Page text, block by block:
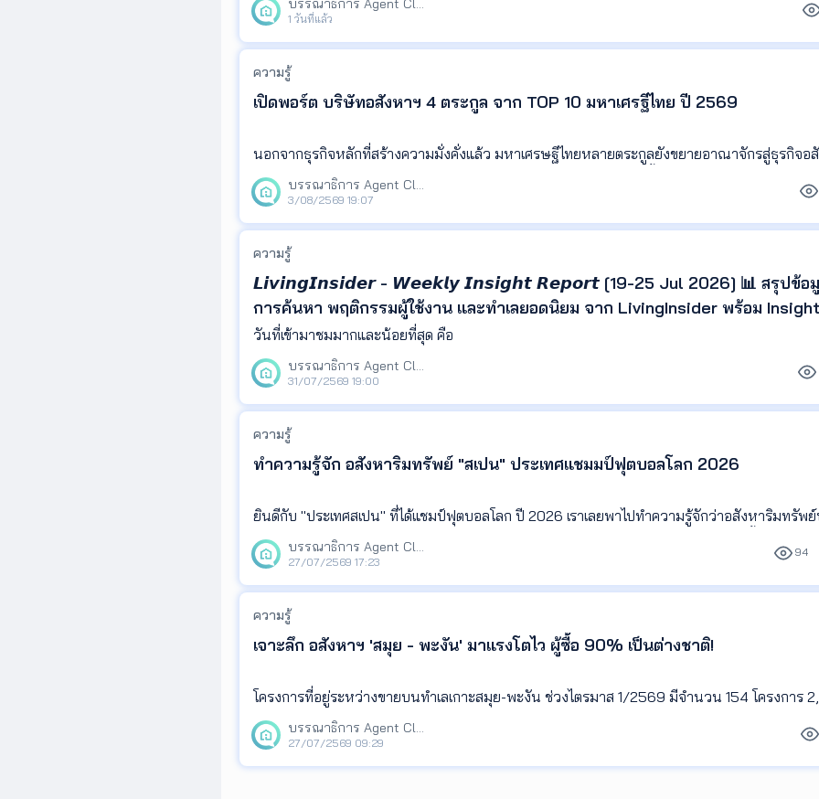
บรรณาธิการ Agent Club
1 วันที่แล้ว
ความรู้
เปิดพอร์ต บริษัทอสังหาฯ 4 ตระกูล จาก TOP 10 มหาเศรฐีไทย ปี 2569
นอกจากธุรกิจหลักที่สร้างความมั่งคั่งแล้ว มหาเศรษฐีไทยหลายตระกูลยังขยายอาณาจักรสู่ธุรกิจอ
มทรัพย์ ผ่านการพัฒนาโครงการและการลงทุนในบริษัทอสังหาฯ วันนี้เราจะพาไปดูว่า 4 จาก 10 ม
ษฐีไทย มีบริษัทอสังหาริมทรัพย์อะไรอยู่ในเครือบ้าง
บรรณาธิการ Agent Club
3/08/2569 19:07
ความรู้
𝙇𝙞𝙫𝙞𝙣𝙜𝙄𝙣𝙨𝙞𝙙𝙚𝙧 - 𝙒𝙚𝙚𝙠𝙡𝙮 𝙄𝙣𝙨𝙞𝙜𝙝𝙩 𝙍𝙚𝙥𝙤𝙧𝙩 [19-25 Jul 2026] 📊 สรุปข้อ
การค้นหา พฤติกรรมผู้ใช้งาน และทำเลยอดนิยม จาก LivingInsider พร้อม
สะท้อนความสนใจของผู้ค้นหา เพื่อช่วยให้เจ้าของอสังหาฯ เอเจนต์ และนักลงทุน ติด
ทิศทางตลาด และนำข้อมูลไปวางแผนกา
วันที่เข้ามาชมมากและน้อยที่สุด คือ
บรรณาธิการ Agent Club
31/07/2569 19:00
ความรู้
ทำความรู้จัก อสังหาริมทรัพย์ "สเปน" ประเทศแชมมป์ฟุตบอลโลก 2026
ยินดีกับ "ประเทศสเปน" ที่ได้แชมป์ฟุตบอลโลก ปี 2026 เราเลยพาไปทำความรู้จักว่าอสังหาริมทรัพย์
ค้าเป็นยังไง ซึ่งบอกเลยว่าตลาดอสังหาฯ ก็เติบโตอย่างโดดเด่นเช่นกัน ทั้งราคาบ้าน ยอดซื้อขาย แล
ต้องการที่อยู่อาศัยที่ยังอยู่ในระดับสูง
บรรณาธิการ Agent Club
27/07/2569 17:23
94
ความรู้
เจาะลึก อสังหาฯ 'สมุย - พะงัน' มาแรงโตไว ผู้ซื้อ 90% เป็นต่างชาติ!
โครงการที่อยู่ระหว่างขายบนทำเลเกาะสมุย-พะงัน ช่วงไตรมาส 1/2569 มีจำนวน 154 โครงการ
ยูนิต มูลค่าลงทุนกว่า 61,140 ล้านบาท ซึ่งถ้าแบ่งเป็นเกาะสมุย จะมี 113 โครงการ 2,422 ยูนิต มูลค่
200 ล้านบาท ส่วนเกาะพะงัน 41 โครงการ 438 ยูนิต มูลค่า 7,940 ล้านบาท
บรรณาธิการ Agent Club
27/07/2569 09:29